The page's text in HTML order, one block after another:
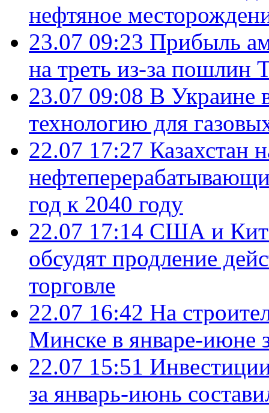
нефтяное
23.07 09:23 Прибыль
на треть из-за пошлин
23.07 09:08 В Украине
технологию для
22.07 17:27 Казахстан
год к 2040 году
22.07 17:14 США и
обсудят продление
торговле
22.07 16:42 На
Минске в январе-июне
22.07 15:51
за январь-июнь